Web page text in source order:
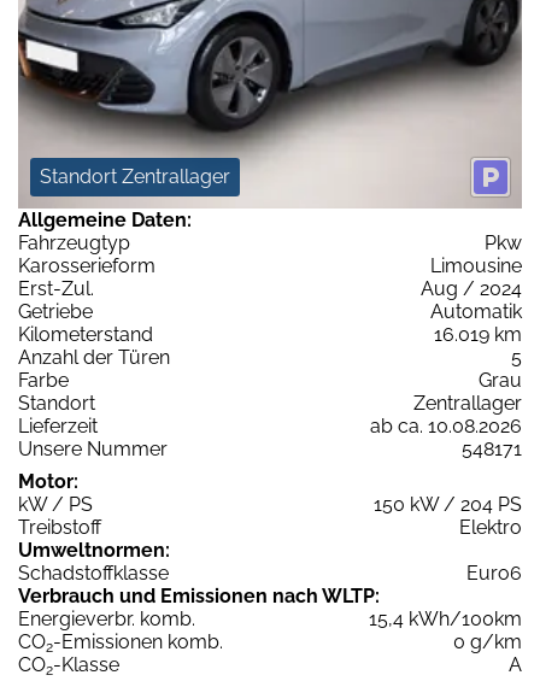
Standort Zentrallager
Allgemeine Daten:
Fahrzeugtyp
Pkw
Karosserieform
Limousine
Erst-Zul.
Aug / 2024
Getriebe
Automatik
Kilometerstand
16.019 km
Anzahl der Türen
5
Farbe
Grau
Standort
Zentrallager
Lieferzeit
ab ca. 10.08.2026
Unsere Nummer
548171
Motor:
kW / PS
150 kW / 204 PS
Treibstoff
Elektro
Umweltnormen:
Schadstoffklasse
Euro6
Verbrauch und Emissionen nach WLTP:
Energieverbr. komb.
15,4 kWh/100km
CO2-Emissionen komb.
0 g/km
CO2-Klasse
A